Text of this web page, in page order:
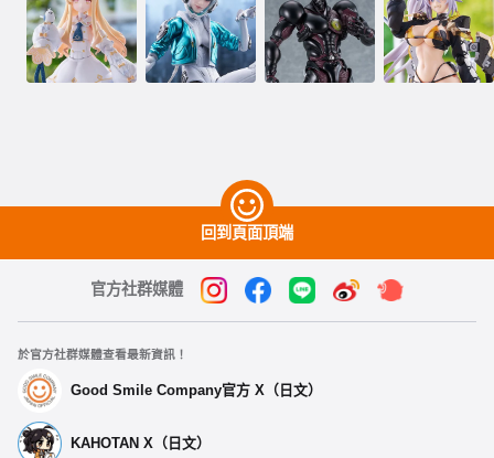
回到頁面頂端
官方社群媒體
於官方社群媒體查看最新資訊！
Good Smile Company官方 X（日文）
KAHOTAN X（日文）